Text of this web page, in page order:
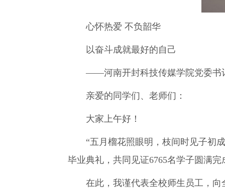
心怀热爱 不负韶华
以奋斗成就最好的自己
——河南开封科技传媒学院党委书记
亲爱的同学们、老师们：
大家上午好！
“五月榴花照眼明，枝间时见子初成
毕业典礼，共同见证6765名学子圆满
在此，我谨代表全校师生员工，向